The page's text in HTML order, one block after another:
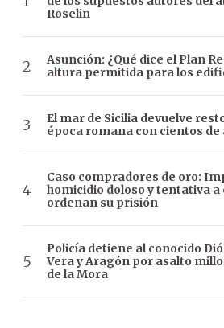
Roselin
Asunción: ¿Qué dice el Plan
altura permitida para los
El mar de Sicilia devuelve
época romana con cientos de
Caso compradores de oro:
homicidio doloso y tentativa a
ordenan su prisión
Policía detiene al conocido
Vera y Aragón por asalto
de la Mora